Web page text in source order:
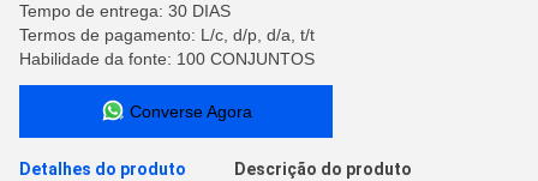
Tempo de entrega: 30 DIAS
Termos de pagamento: L/c, d/p, d/a, t/t
Habilidade da fonte: 100 CONJUNTOS
Converse Agora
Detalhes do produto Descrição do produto